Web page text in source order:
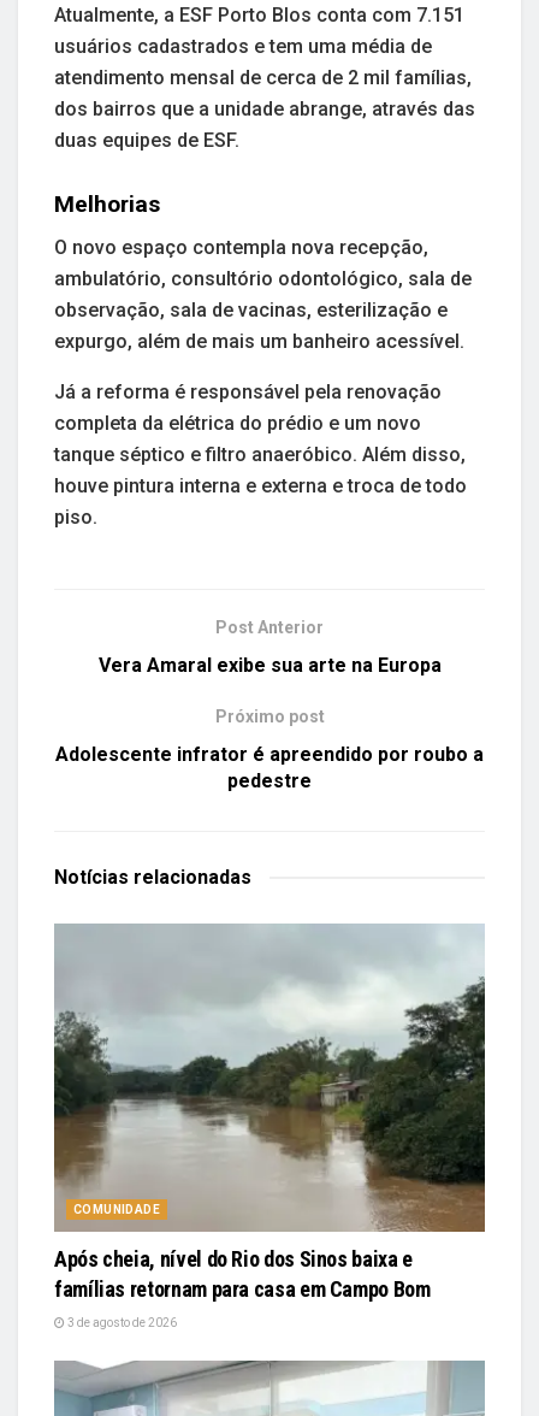
Atualmente, a ESF Porto Blos conta com 7.151
usuários cadastrados e tem uma média de
atendimento mensal de cerca de 2 mil famílias,
dos bairros que a unidade abrange, através das
duas equipes de ESF.
Melhorias
O novo espaço contempla nova recepção,
ambulatório, consultório odontológico, sala de
observação, sala de vacinas, esterilização e
expurgo, além de mais um banheiro acessível.
Já a reforma é responsável pela renovação
completa da elétrica do prédio e um novo
tanque séptico e filtro anaeróbico. Além disso,
houve pintura interna e externa e troca de todo
piso.
Post Anterior
Vera Amaral exibe sua arte na Europa
Próximo post
Adolescente infrator é apreendido por roubo a
pedestre
Notícias relacionadas
COMUNIDADE
Após cheia, nível do Rio dos Sinos baixa e
famílias retornam para casa em Campo Bom
3 de agosto de 2026